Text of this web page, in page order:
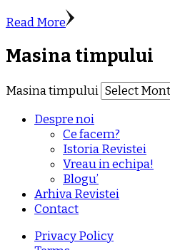
Read More
Masina timpului
Masina timpului
Despre noi
Ce facem?
Istoria Revistei
Vreau in echipa!
Blogu’
Arhiva Revistei
Contact
Privacy Policy